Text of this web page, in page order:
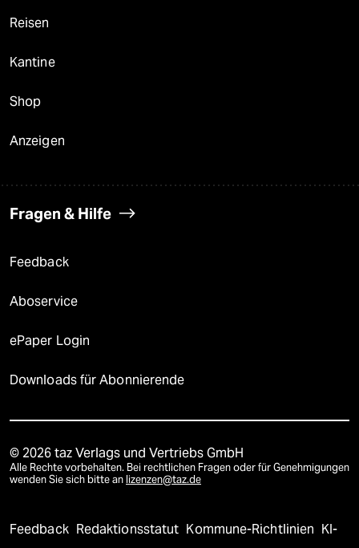
Reisen
Kantine
Shop
Anzeigen
Fragen & Hilfe
Feedback
Aboservice
ePaper Login
Downloads für Abonnierende
© 2026 taz Verlags und Vertriebs GmbH
Alle Rechte vorbehalten. Bei rechtlichen Fragen oder für Genehmigungen
wenden Sie sich bitte an lizenzen@taz.de
Feedback Redaktionsstatut Kommune-Richtlinien KI-